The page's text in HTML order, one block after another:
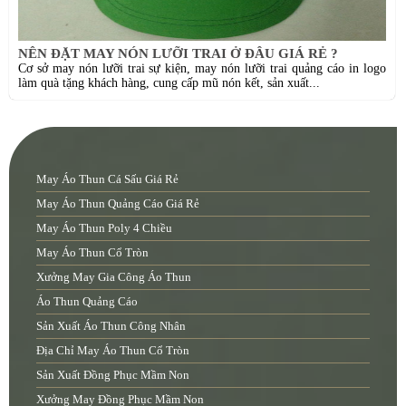
NÊN ĐẶT MAY NÓN LƯỠI TRAI Ở ĐÂU GIÁ RẺ ?
Cơ sở may nón lưỡi trai sự kiện, may nón lưỡi trai quảng cáo in logo
làm quà tặng khách hàng, cung cấp mũ nón kết, sản xuất...
May Áo Thun Cá Sấu Giá Rẻ
May Áo Thun Quảng Cáo Giá Rẻ
May Áo Thun Poly 4 Chiều
May Áo Thun Cổ Tròn
Xưởng May Gia Công Áo Thun
Áo Thun Quảng Cáo
Sản Xuất Áo Thun Công Nhân
Địa Chỉ May Áo Thun Cổ Tròn
Sản Xuất Đồng Phục Mầm Non
Xưởng May Đồng Phục Mầm Non